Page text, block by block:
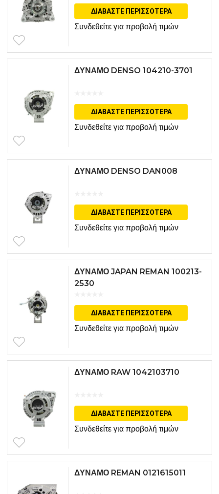
ΔΙΑΒΆΣΤΕ ΠΕΡΙΣΣΌΤΕΡΑ
Συνδεθείτε για προβολή τιμών
ΔΥΝΑΜΟ DENSO 104210-3701
ΔΙΑΒΆΣΤΕ ΠΕΡΙΣΣΌΤΕΡΑ
Συνδεθείτε για προβολή τιμών
ΔΥΝΑΜΟ DENSO DAN008
ΔΙΑΒΆΣΤΕ ΠΕΡΙΣΣΌΤΕΡΑ
Συνδεθείτε για προβολή τιμών
ΔΥΝΑΜΟ JAPAN REMAN 100213-
2530
ΔΙΑΒΆΣΤΕ ΠΕΡΙΣΣΌΤΕΡΑ
Συνδεθείτε για προβολή τιμών
ΔΥΝΑΜΟ RAW 1042103710
ΔΙΑΒΆΣΤΕ ΠΕΡΙΣΣΌΤΕΡΑ
Συνδεθείτε για προβολή τιμών
ΔΥΝΑΜΟ REMAN 0121615011